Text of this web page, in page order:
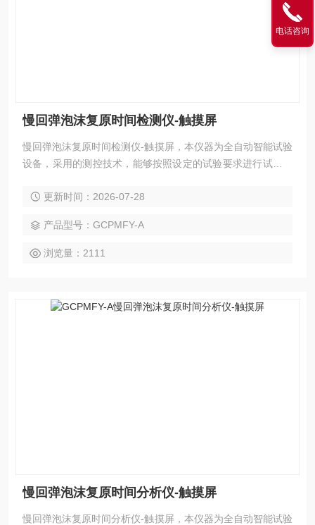
慢回弹泡沫复原时间检测仪-触摸屏
慢回弹泡沫复原时间检测仪-触摸屏，本仪器为全自动智能试验
设备，采用的测控技术，能够按照设定的试验要求进行试验。
国测定慢回弹泡沫复原时间测定厂家的设备。
更新时间：2026-07-28
产品型号：GCPMFY-A
浏览量：2111
慢回弹泡沫复原时间分析仪-触摸屏
慢回弹泡沫复原时间分析仪-触摸屏，本仪器为全自动智能试验
电话咨询